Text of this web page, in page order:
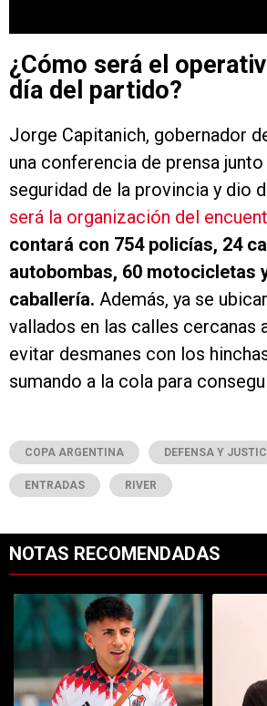
¿Cómo será el
día del partido?
Jorge Capitanich, gobernador
una conferencia de prensa
seguridad de la provincia y dio
será la organización del
contará con 754 policías, 24
autobombas, 60 motocicletas
caballería. Además, ya se
vallados en las calles cercanas
evitar desmanes con los
sumando a la cola para
COPA ARGENTINA DEFENSA Y
ENTRADAS RIVER
NOTAS RECOMENDADAS
Un artículo de tendencia con el títuloUn